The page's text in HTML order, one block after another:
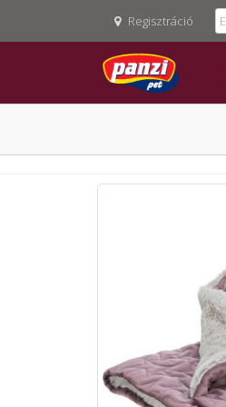
Regisztráció